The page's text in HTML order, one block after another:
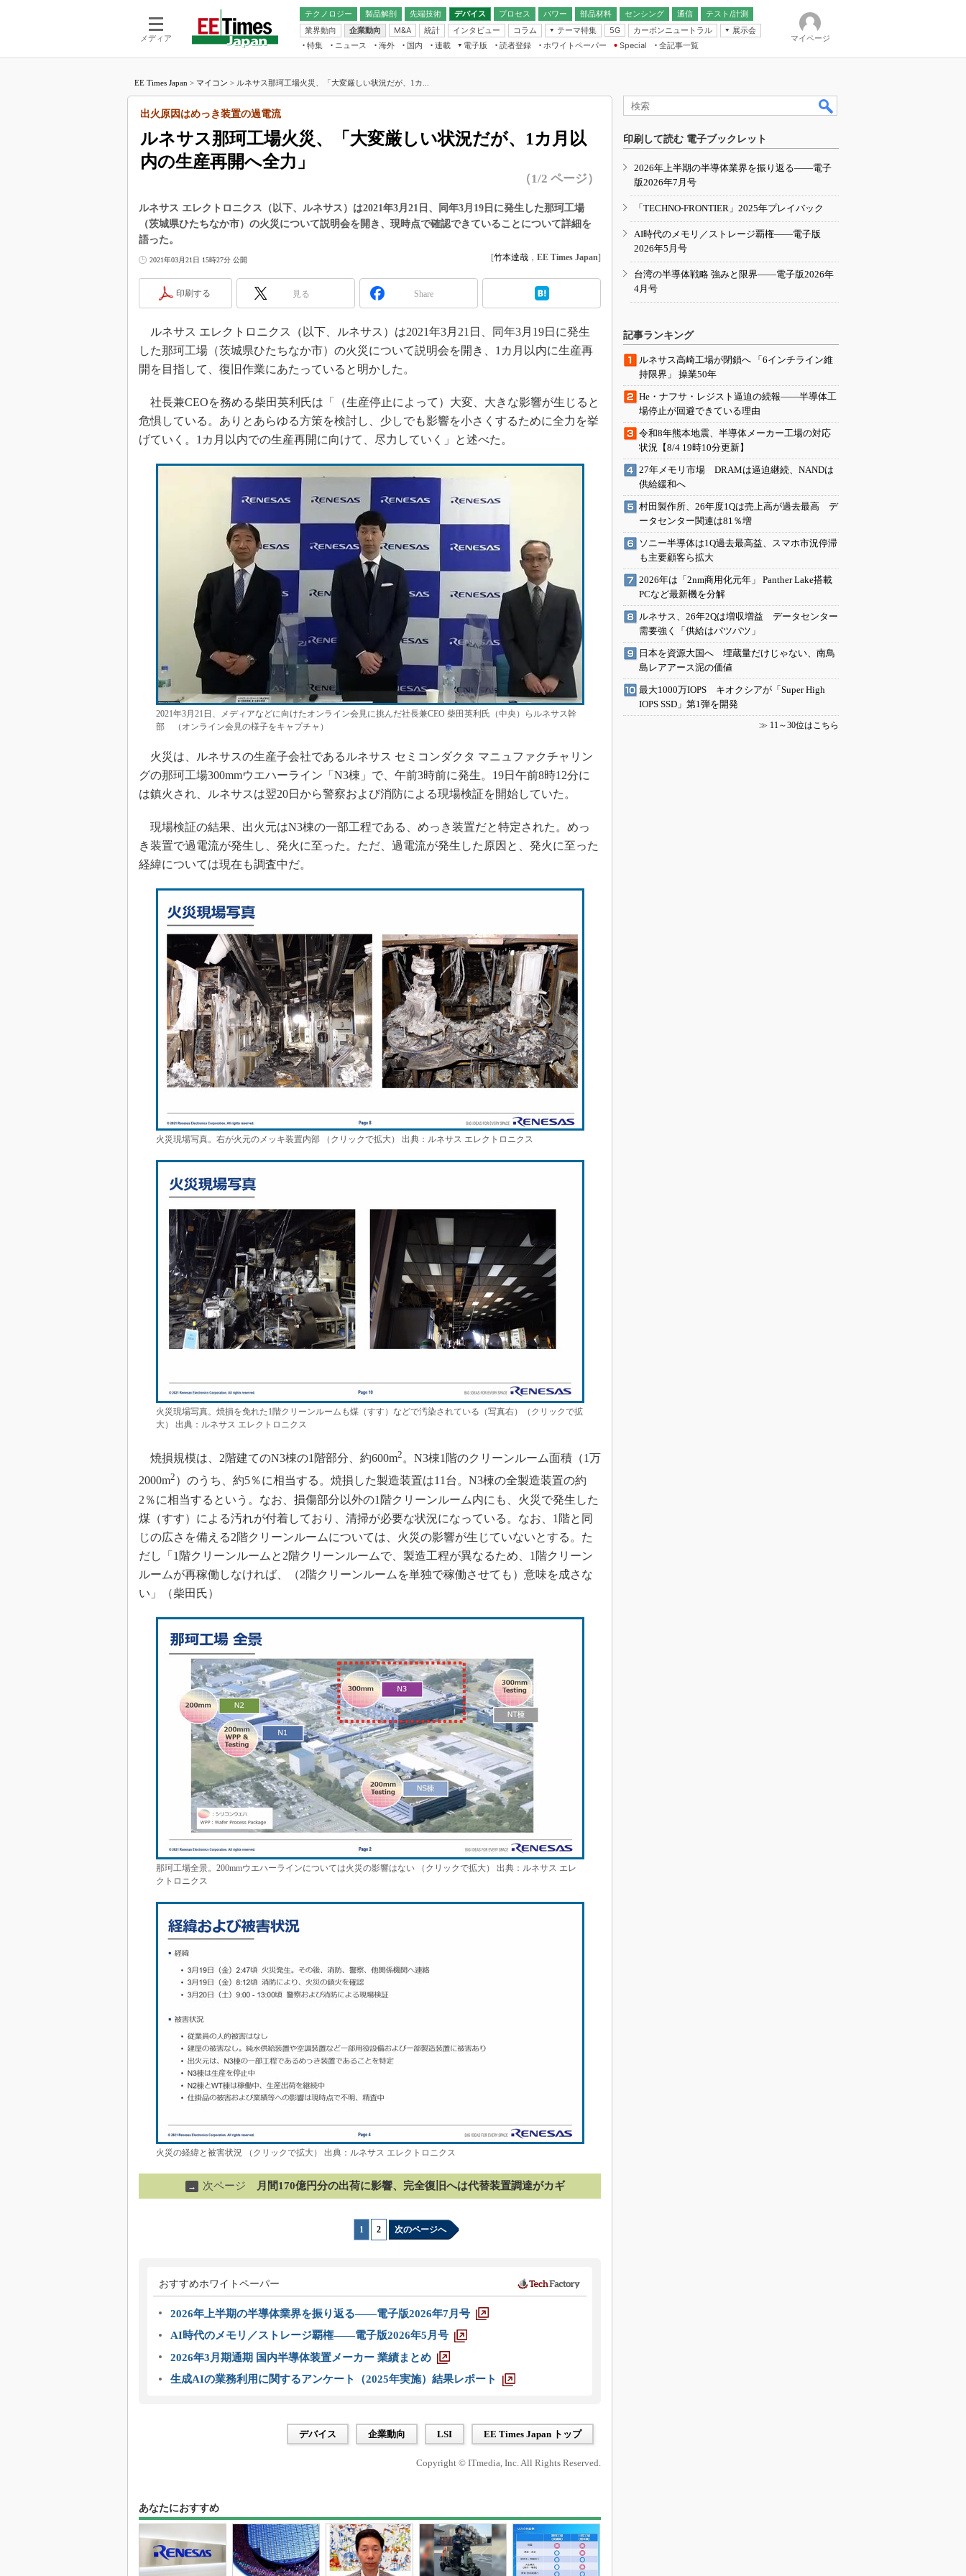
メディア
テクノロジー 製品解剖
先端技術
電池／エネルギー
デバイス
アナログ
マイコン
プロセス パワー 部品材料 センシング
通信
無線
テスト/計測
業界動向
企業動向 M&A 統計 インタビュー コラム
テーマ特集
フィジカルAI
読者調査（EE Times Research）
電源設計（EDN Japan）
エレクトロニクス入門（EDN
5G カーボンニュートラル
展示会
IoT・エッジコンピューティング
EXPO
TECHNO-FRONTIER
人とくるま展
特集 ニュース 海外 国内
連載
福田昭のデバイス通信
大山聡の業界スコープ
ック
世界を「数字」で回してみよう
製品分解で探るアジアの新トレンド
光伝送技術を知る
“異端児エンジニア”が仕掛けた社内
JASA発IoT通信
IHSアナリスト「未来展望」
電子版
電子ブックレット
読者登録 ホワイトペーパー
Special
全記事一覧
マイページ
EE Times Japan > マイコン > ルネサス那珂工場火災、「大変厳しい状況だが、1カ...
ルネサス那珂工場火災、「大変厳しい状況だが、1カ月以
内の生産再開へ全力」
出火原因はめっき装置の過電流
（1/2 ページ）
ルネサス エレクトロニクス（以下、ルネサス）は2021年3月21日、同年3月19日に発生した那珂工場
（茨城県ひたちなか市）の火災について説明会を開き、現時点で確認できていることについて詳細を
語った。
2021年03月21日 15時27分 公開 [竹本達哉 ， EE Times Japan]
印刷する 見る Share
ルネサス エレクトロニクス（以下、ルネサス）は2021年3月21日、同年3月19日に発生
した那珂工場（茨城県ひたちなか市）の火災について説明会を開き、1カ月以内に生産再
開を目指して、復旧作業にあたっていると明かした。
社長兼CEOを務める柴田英利氏は「（生産停止によって）大変、大きな影響が生じると
危惧している。ありとあらゆる方策を検討し、少しでも影響を小さくするために全力を挙
げていく。1カ月以内での生産再開に向けて、尽力していく」と述べた。
2021年3月21日、メディアなどに向けたオンライン会見に挑んだ社長兼CEO 柴田英利氏（中央）らルネサス幹
部 （オンライン会見の様子をキャプチャ）
火災は、ルネサスの生産子会社であるルネサス セミコンダクタ マニュファクチャリン
グの那珂工場300mmウエハーライン「N3棟」で、午前3時前に発生。19日午前8時12分に
は鎮火され、ルネサスは翌20日から警察および消防による現場検証を開始していた。
現場検証の結果、出火元はN3棟の一部工程である、めっき装置だと特定された。めっ
き装置で過電流が発生し、発火に至った。ただ、過電流が発生した原因と、発火に至った
経緯については現在も調査中だ。
火災現場写真。右が火元のメッキ装置内部 （クリックで拡大） 出典：ルネサス エレクトロニクス
火災現場写真。焼損を免れた1階クリーンルームも煤（すす）などで汚染されている（写真右）（クリックで拡
大） 出典：ルネサス エレクトロニクス
焼損規模は、2階建てのN3棟の1階部分、約600m2 。N3棟1階のクリーンルーム面積（1万
2000m2 ）のうち、約5％に相当する。焼損した製造装置は11台。N3棟の全製造装置の約
2％に相当するという。なお、損傷部分以外の1階クリーンルーム内にも、火災で発生した
煤（すす）による汚れが付着しており、清掃が必要な状況になっている。なお、1階と同
じの広さを備える2階クリーンルームについては、火災の影響が生じていないとする。た
だし「1階クリーンルームと2階クリーンルームで、製造工程が異なるため、1階クリーン
ルームが再稼働しなければ、（2階クリーンルームを単独で稼働させても）意味を成さな
い」（柴田氏）
那珂工場全景。200mmウエハーラインについては火災の影響はない （クリックで拡大） 出典：ルネサス エレ
クトロニクス
火災の経緯と被害状況 （クリックで拡大） 出典：ルネサス エレクトロニクス
→ 次ページ 月間170億円分の出荷に影響、完全復旧へは代替装置調達がカギ
1 2 次のページへ
おすすめホワイトペーパー
2026年上半期の半導体業界を振り返る――電子版2026年7月号
AI時代のメモリ／ストレージ覇権――電子版2026年5月号
2026年3月期通期 国内半導体装置メーカー 業績まとめ
生成AIの業務利用に関するアンケート（2025年実施）結果レポート
デバイス 企業動向 LSI EE Times Japan トップ
Copyright © ITmedia, Inc. All Rights Reserved.
あなたにおすすめ
印刷して読む 電子ブックレット
2026年上半期の半導体業界を振り返る――電子
版2026年7月号
「TECHNO-FRONTIER」2025年プレイバック
AI時代のメモリ／ストレージ覇権――電子版
2026年5月号
台湾の半導体戦略 強みと限界――電子版2026年
4月号
記事ランキング
ルネサス高崎工場が閉鎖へ 「6インチライン維
持限界」 操業50年
He・ナフサ・レジスト逼迫の続報――半導体工
場停止が回避できている理由
令和8年熊本地震、半導体メーカー工場の対応
状況【8/4 19時10分更新】
27年メモリ市場 DRAMは逼迫継続、NANDは
供給緩和へ
村田製作所、26年度1Qは売上高が過去最高 デ
ータセンター関連は81％増
ソニー半導体は1Q過去最高益、スマホ市況停滞
も主要顧客ら拡大
2026年は「2nm商用化元年」 Panther Lake搭載
PCなど最新機を分解
ルネサス、26年2Qは増収増益 データセンター
需要強く「供給はパツパツ」
日本を資源大国へ 埋蔵量だけじゃない、南鳥
島レアアース泥の価値
最大1000万IOPS キオクシアが「Super High
IOPS SSD」第1弾を開発
≫ 11～30位はこちら